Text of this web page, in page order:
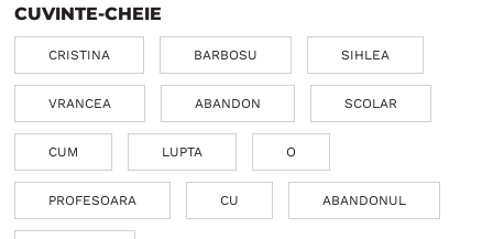
CUVINTE-CHEIE
CRISTINA BARBOSU SIHLEA
VRANCEA ABANDON SCOLAR
CUM LUPTA O
PROFESOARA CU ABANDONUL